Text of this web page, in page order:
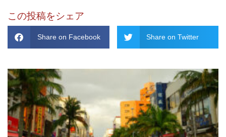
この投稿をシェア
Share on Facebook Share on Twitter